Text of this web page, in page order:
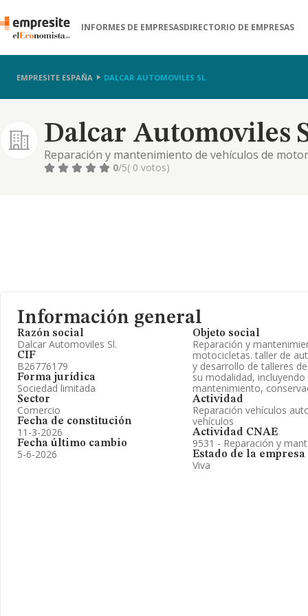
INFORMES DE EMPRESASDIRECTORIO DE EMPRESAS
EMPRESITE ESPAÑA DALCAR AUTOMOVILES SL.
Dalcar Automoviles
Reparación y mantenimiento de vehículos de
explotación, gestión y desarrollo de talleres de
0/5( 0 votos)
Información general
Razón social
Dalcar Automoviles Sl.
CIF
B26776179
Forma jurídica
Sociedad limitada
Sector
Comercio
Fecha de constitución
11-3-2026
Fecha último cambio
5-6-2026
Objeto social
Reparación y
motocicletas. taller de
y desarrollo de talleres
su modalidad,
mantenimiento,
Actividad
Reparación vehículos
vehículos
Actividad CNAE
9531 - Reparación y
Estado de la empresa
Viva